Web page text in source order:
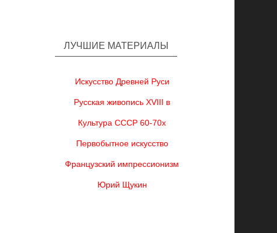
ЛУЧШИЕ МАТЕРИАЛЫ
Искусство Древней Руси
Русская живопись XVIII в
Культура СССР 60-70х
Первобытное искусство
Французский импрессионизм
Юрий Щукин